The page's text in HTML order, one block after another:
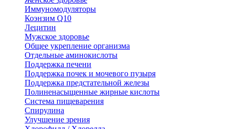
Иммуномодуляторы
Коэнзим Q10
Лецитин
Мужское здоровье
Общее укрепление организма
Отдельные аминокислоты
Поддержка печени
Поддержка почек и мочевого пузыря
Поддержка предстательной железы
Полиненасыщенные жирные кислоты
Система пищеварения
Спирулина
Улучшение зрения